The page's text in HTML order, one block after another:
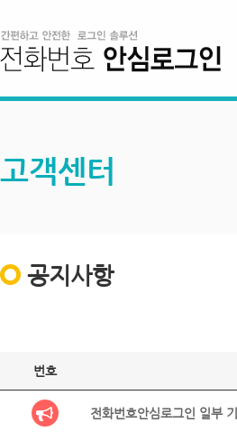
고객센터
공지사항
번호
전화번호안심로그인 일부